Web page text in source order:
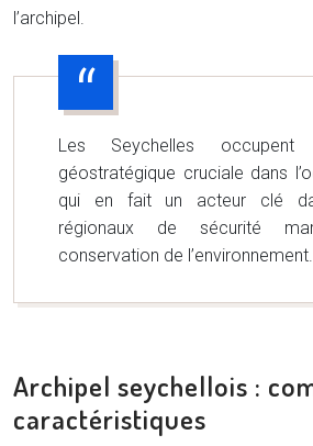
l’archipel.
Les Seychelles occupent
géostratégique cruciale dans
qui en fait un acteur clé
régionaux de sécurité
conservation de l’environnement.
Archipel seychellois :
caractéristiques